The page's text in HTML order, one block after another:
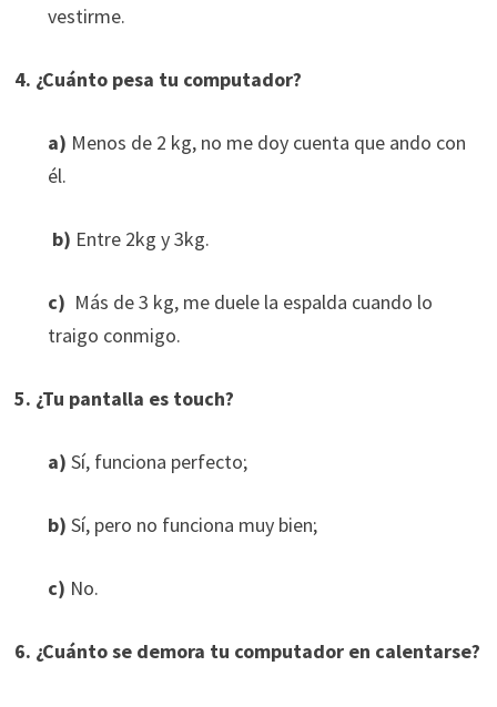
vestirme.
4. ¿Cuánto pesa tu computador?
a) Menos de 2 kg, no me doy cuenta que ando con
él.
b) Entre 2kg y 3kg.
c) Más de 3 kg, me duele la espalda cuando lo
traigo conmigo.
5. ¿Tu pantalla es touch?
a) Sí, funciona perfecto;
b) Sí, pero no funciona muy bien;
c) No.
6. ¿Cuánto se demora tu computador en calentarse?